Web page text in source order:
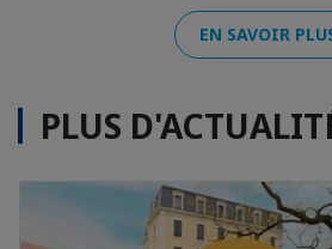
EN SAVOIR
PLUS